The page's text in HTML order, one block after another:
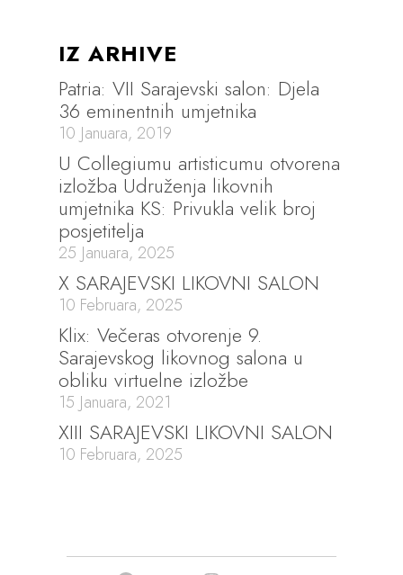
IZ ARHIVE
Patria: VII Sarajevski salon: Djela
36 eminentnih umjetnika
10 Januara, 2019
U Collegiumu artisticumu otvorena
izložba Udruženja likovnih
umjetnika KS: Privukla velik broj
posjetitelja
25 Januara, 2025
X SARAJEVSKI LIKOVNI SALON
10 Februara, 2025
Klix: Večeras otvorenje 9.
Sarajevskog likovnog salona u
obliku virtuelne izložbe
15 Januara, 2021
XIII SARAJEVSKI LIKOVNI SALON
10 Februara, 2025